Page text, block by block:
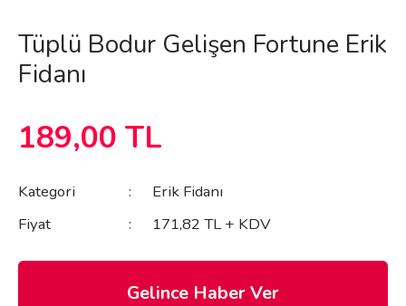
Tüplü Bodur Gelişen Fortune Erik
Fidanı
189,00 TL
Kategori
Erik Fidanı
Fiyat
171,82 TL + KDV
Gelince Haber Ver